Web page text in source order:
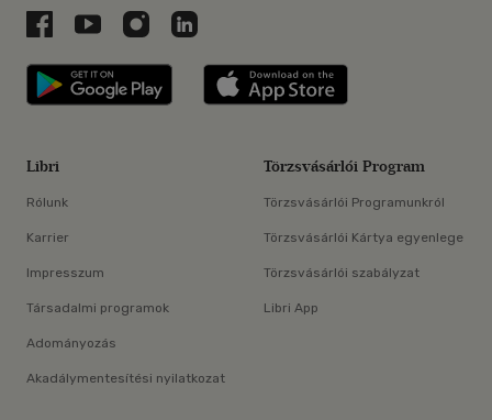
Libri a Facebookon
Libri a Youtube-on
Libri az Instagramon
Libri a LinkedInen
Libri applikáció Szerezd meg: Google
Libri
Rólunk
Karrier
Impresszum
Társadalmi programok
Adományozás
Akadálymentesítési nyilatkozat
Törzsvásárlói Program
Törzsvásárlói Programunkról
Törzsvásárlói Kártya egyenlege
Törzsvásárlói szabályzat
Libri App